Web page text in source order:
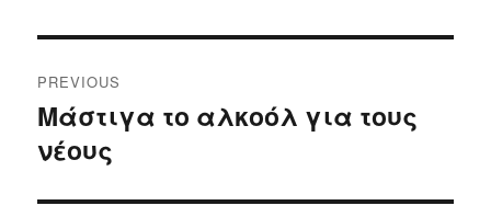
navigation
PREVIOUS
Previous
post:
Μάστιγα το αλκοόλ για τους
νέους